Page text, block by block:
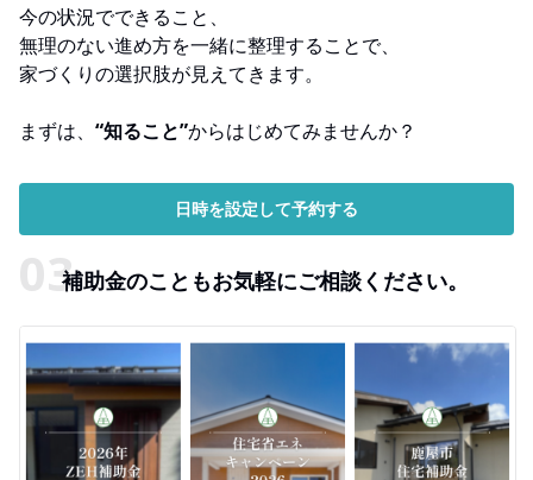
今の状況でできること、
無理のない進め方を一緒に整理することで、
家づくりの選択肢が見えてきます。
まずは、 “知ること”からはじめてみませんか？
日時を設定して予約する
補助金のこともお気軽にご相談ください。